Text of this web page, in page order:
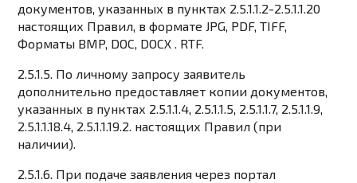
документов, указанных в пунктах 2.5.1.1.2-2.5.1.1.20
настоящих Правил, в формате JPG, PDF, TIFF,
Форматы BMP, DOC, DOCX . RTF.
2.5.1.5. По личному запросу заявитель
дополнительно предоставляет копии документов,
указанных в пунктах 2.5.1.1.4, 2.5.1.1.5, 2.5.1.1.7, 2.5.1.1.9,
2.5.1.1.18.4, 2.5.1.1.19.2. настоящих Правил (при
наличии).
2.5.1.6. При подаче заявления через портал